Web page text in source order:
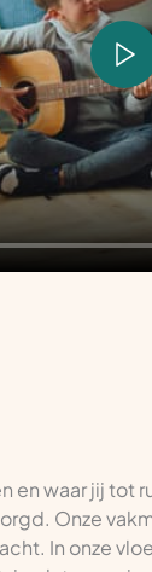
en waar jij tot
Onze
In onze